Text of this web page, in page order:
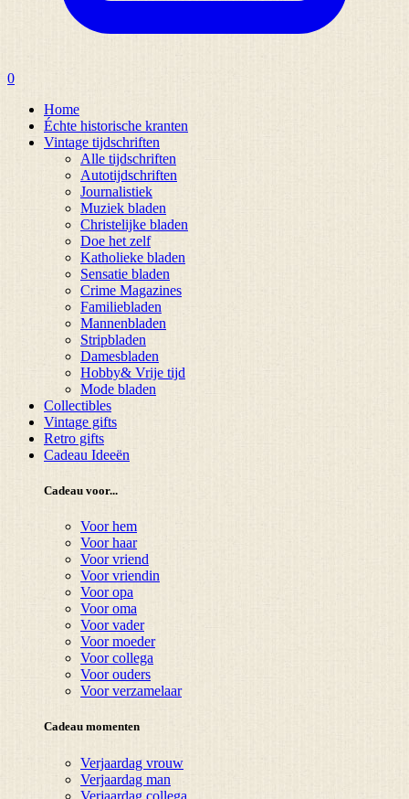
0
Home
Échte historische kranten
Vintage tijdschriften
Alle tijdschriften
Autotijdschriften
Journalistiek
Muziek bladen
Christelijke bladen
Doe het zelf
Katholieke bladen
Sensatie bladen
Crime Magazines
Familiebladen
Mannenbladen
Stripbladen
Damesbladen
Hobby& Vrije tijd
Mode bladen
Collectibles
Vintage gifts
Retro gifts
Cadeau Ideeën
Cadeau voor...
Voor hem
Voor haar
Voor vriend
Voor vriendin
Voor opa
Voor oma
Voor vader
Voor moeder
Voor collega
Voor ouders
Voor verzamelaar
Cadeau momenten
Verjaardag vrouw
Verjaardag man
Verjaardag collega